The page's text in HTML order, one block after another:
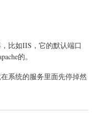
比如IIS，它的默认端口
的。
系统的服务里面先停掉然